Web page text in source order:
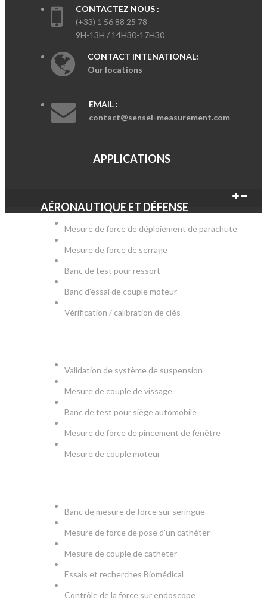
CONTACTEZ NOUS :
(+33) 1 56 88 25 78
9H-13H / 14H30-17H30
CONTACT INTENATIONAL:
Our locations
EMAIL :
contact@sensel-measurement.com
APPLICATIONS
AÉRONAUTIQUE ET DÉFENSE
Mesure de force de déploiement de parachute
Mesure de force de serrage
Banc de test pour ressort
Banc d'essai de couple moteur
Vérification / calibration de clés
Validation de système de suspension
Mesure de couple de vissage
Banc de test pour siège automobile
Mesure de force de pincement de fenêtre
Mesure de couple moteur
Banc de mesure de force sur seringue
Mesure de force de pose d'un cathéter
Mesure de couple de catheter
Essais et recherches Biomédical
Contrôle de la force sur endoscope